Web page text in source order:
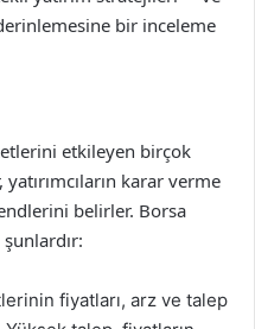
bir inceleme
etkileyen birçok
karar verme
belirler. Borsa
fiyatları, arz ve talep